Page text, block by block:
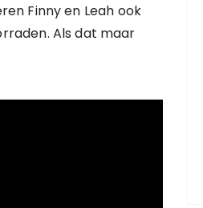
Finny en Leah ook
Als dat maar